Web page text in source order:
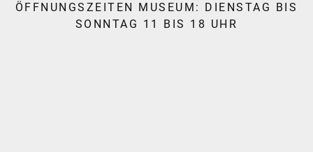
ÖFFNUNGSZEITEN MUSEUM: DIENSTAG BIS
SONNTAG 11 BIS 18 UHR